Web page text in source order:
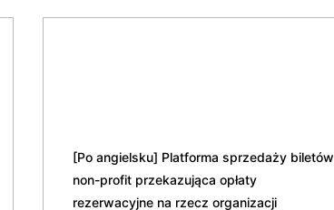
[Po angielsku] Platforma sprzedaży biletów
non-profit przekazująca opłaty
rezerwacyjne na rzecz organizacji